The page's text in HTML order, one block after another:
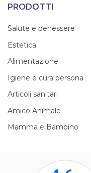
PRODOTTI
Salute e benessere
Estetica
Alimentazione
Igiene e cura persona
Articoli sanitari
Amico Animale
Mamma e Bambino